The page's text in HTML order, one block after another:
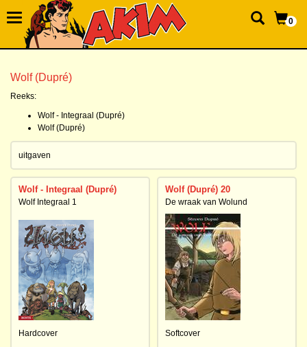
0
Wolf (Dupré)
Reeks:
Wolf - Integraal (Dupré)
Wolf (Dupré)
uitgaven
Wolf - Integraal (Dupré)
Wolf Integraal 1
Hardcover
Wolf (Dupré) 20
De wraak van Wolund
Softcover